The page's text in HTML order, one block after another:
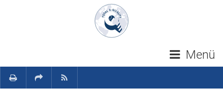
Navigation überspringen
Menü